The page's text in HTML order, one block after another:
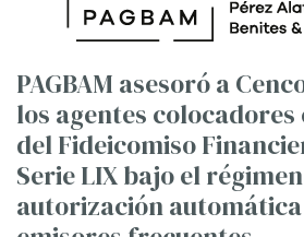
PAGBAM asesoró a
los agentes colocadores
del Fideicomiso
Serie LIX bajo el
autorización